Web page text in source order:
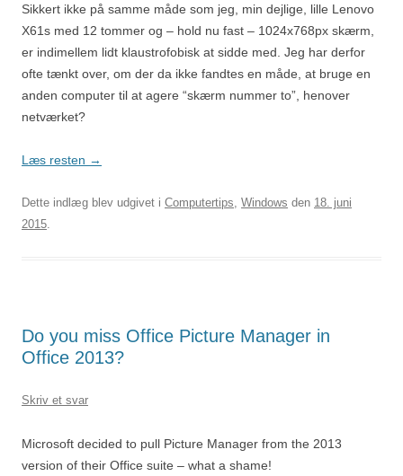
Sikkert ikke på samme måde som jeg, min dejlige, lille Lenovo
X61s med 12 tommer og – hold nu fast – 1024x768px skærm,
er indimellem lidt klaustrofobisk at sidde med. Jeg har derfor
ofte tænkt over, om der da ikke fandtes en måde, at bruge en
anden computer til at agere “skærm nummer to”, henover
netværket?
Læs resten →
Dette indlæg blev udgivet i Computertips Windows den 18. juni
2015
Do you miss Office Picture Manager in
Office 2013?
Skriv et svar
Microsoft decided to pull Picture Manager from the 2013
version of their Office suite – what a shame!